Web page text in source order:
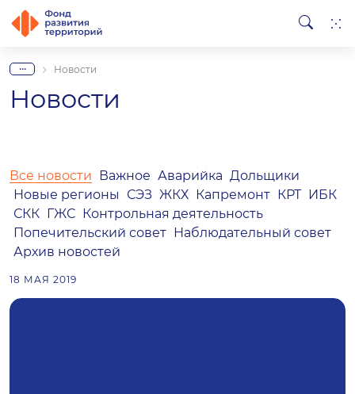
... Новости
Новости
Все новости Важное Аварийка Дольщики
Новые регионы
СЭЗ ЖКХ Капремонт КРТ ИБК
СКК ГЖС Контрольная деятельность
Попечительский совет Наблюдательный совет
Архив новостей
18 МАЯ 2019